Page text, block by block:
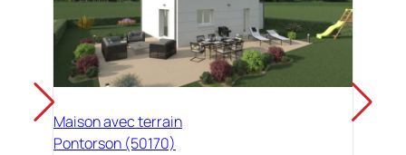
Maison avec terrain
Pontorson (50170)